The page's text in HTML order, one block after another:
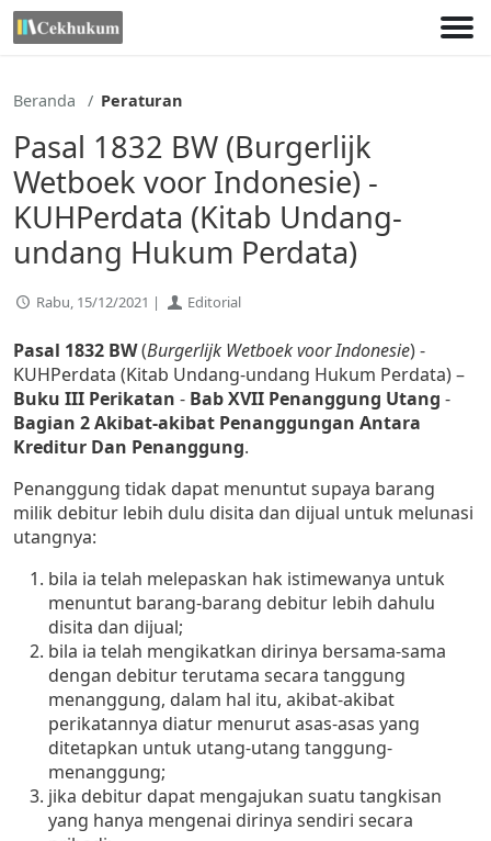
Lewati
ke
Beranda Peraturan
Pasal 1832 BW (Burgerlijk
Wetboek voor Indonesie) -
KUHPerdata (Kitab Undang-
undang Hukum Perdata)
Rabu, 15/12/2021 | Editorial
Pasal 1832 BW(Burgerlijk Wetboek voor Indonesie) -
KUHPerdata (Kitab Undang-undang Hukum Perdata) –
Buku III Perikatan - Bab XVII Penanggung Utang -
Bagian 2 Akibat-akibat Penanggungan Antara
Kreditur Dan Penanggung.
Penanggung tidak dapat menuntut supaya barang
milik debitur lebih dulu disita dan dijual untuk melunasi
utangnya:
bila ia telah melepaskan hak istimewanya untuk
menuntut barang-barang debitur lebih dahulu
disita dan dijual;
bila ia telah mengikatkan dirinya bersama-sama
dengan debitur terutama secara tanggung
menanggung, dalam hal itu, akibat-akibat
perikatannya diatur menurut asas-asas yang
ditetapkan untuk utang-utang tanggung-
menanggung;
jika debitur dapat mengajukan suatu tangkisan
yang hanya mengenai dirinya sendiri secara